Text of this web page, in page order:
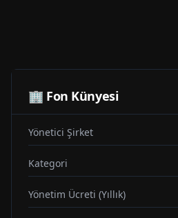
🏢 Fon Künyesi
Yönetici Şirket
Kategori
Yönetim Ücreti (Yıllık)